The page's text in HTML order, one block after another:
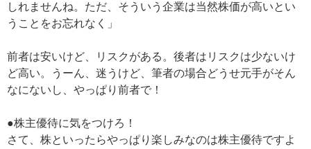
しれませんね。ただ、そういう企業は当然株価が高いとい
うことをお忘れなく」
前者は安いけど、リスクがある。後者はリスクは少ないけ
ど高い。うーん、迷うけど、筆者の場合どうせ元手がそん
なにないし、やっぱり前者で！
●株主優待に気をつけろ！
さて、株といったらやっぱり楽しみなのは株主優待ですよ